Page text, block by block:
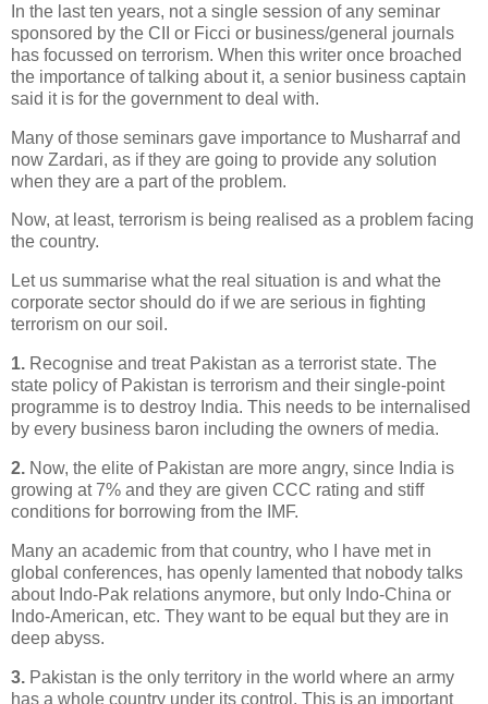
In the last ten years, not a single session of any seminar
sponsored by the CII or Ficci or business/general journals
has focussed on terrorism. When this writer once broached
the importance of talking about it, a senior business captain
said it is for the government to deal with.
Many of those seminars gave importance to Musharraf and
now Zardari, as if they are going to provide any solution
when they are a part of the problem.
Now, at least, terrorism is being realised as a problem facing
the country.
Let us summarise what the real situation is and what the
corporate sector should do if we are serious in fighting
terrorism on our soil.
1. Recognise and treat Pakistan as a terrorist state. The
state policy of Pakistan is terrorism and their single-point
programme is to destroy India. This needs to be internalised
by every business baron including the owners of media.
2. Now, the elite of Pakistan are more angry, since India is
growing at 7% and they are given CCC rating and stiff
conditions for borrowing from the IMF.
Many an academic from that country, who I have met in
global conferences, has openly lamented that nobody talks
about Indo-Pak relations anymore, but only Indo-China or
Indo-American, etc. They want to be equal but they are in
deep abyss.
3. Pakistan is the only territory in the world where an army
has a whole country under its control. This is an important